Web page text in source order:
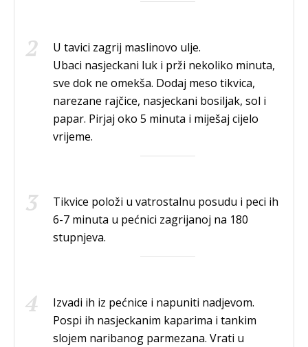
U tavici zagrij maslinovo ulje.
Ubaci nasjeckani luk i prži nekoliko minuta,
sve dok ne omekša. Dodaj meso tikvica,
narezane rajčice, nasjeckani bosiljak, sol i
papar. Pirjaj oko 5 minuta i miješaj cijelo
vrijeme.
Tikvice položi u vatrostalnu posudu i peci ih
6-7 minuta u pećnici zagrijanoj na 180
stupnjeva.
Izvadi ih iz pećnice i napuniti nadjevom.
Pospi ih nasjeckanim kaparima i tankim
slojem naribanog parmezana. Vrati u